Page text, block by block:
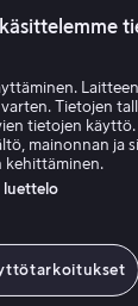
Vuokraa 3,99 €
Tietojen
tietojen
mainonnan ja
kehittäminen.
luettelo